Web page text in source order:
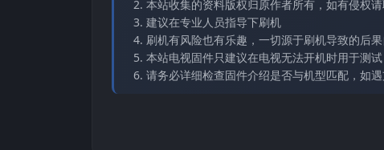
本站收集的资料版权归原作者所有，如有侵权
建议在专业人员指导下刷机
刷机有风险也有乐趣，一切源于刷机导致的后
本站电视固件只建议在电视无法开机时用于测试
请务必详细检查固件介绍是否与机型匹配，如